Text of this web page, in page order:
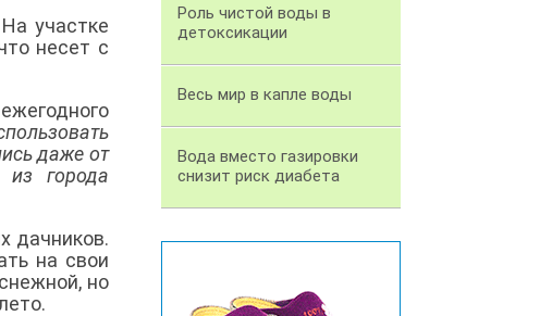
участке
несет с
даже от
города
дачников.
на свои
но
Роль чистой воды в
детоксикации
Весь мир в капле воды
Вода вместо газировки
снизит риск диабета